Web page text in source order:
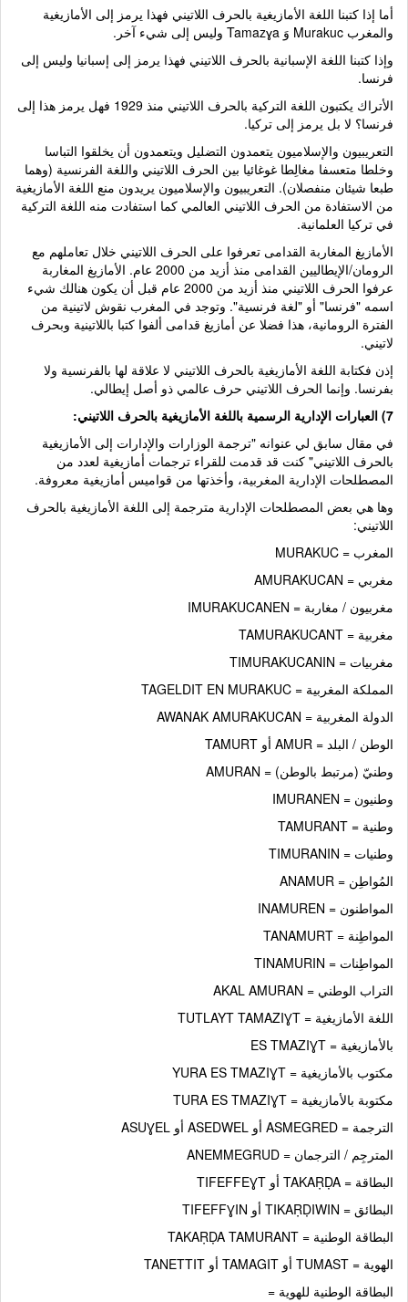
أما إذا كتبنا اللغة الأمازيغية بالحرف اللاتيني فهذا يرمز إلى الأمازيغية
والمغرب Murakuc وَ Tamazɣa وليس إلى شيء آخر.
وإذا كتبنا اللغة الإسبانية بالحرف اللاتيني فهذا يرمز إلى إسبانيا وليس إلى
فرنسا.
الأتراك يكتبون اللغة التركية بالحرف اللاتيني منذ 1929 فهل يرمز هذا إلى
فرنسا؟ لا بل يرمز إلى تركيا.
التعريبيون والإسلاميون يتعمدون التضليل ويتعمدون أن يخلقوا التباسا
وخلطا متعسفا مغالِطا غوغائيا بين الحرف اللاتيني واللغة الفرنسية (وهما
طبعا شيئان منفصلان). التعريبيون والإسلاميون يريدون منع اللغة الأمازيغية
من الاستفادة من الحرف اللاتيني العالمي كما استفادت منه اللغة التركية
في تركيا العلمانية.
الأمازيغ المغاربة القدامى تعرفوا على الحرف اللاتيني خلال تعاملهم مع
الرومان/الإيطاليين القدامى منذ أزيد من 2000 عام. الأمازيغ المغاربة
عرفوا الحرف اللاتيني منذ أزيد من 2000 عام قبل أن يكون هنالك شيء
اسمه "فرنسا" أو "لغة فرنسية". وتوجد في المغرب نقوش لاتينية من
الفترة الرومانية، هذا فضلا عن أمازيغ قدامى ألفوا كتبا باللاتينية وبحرف
لاتيني.
إذن فكتابة اللغة الأمازيغية بالحرف اللاتيني لا علاقة لها بالفرنسية ولا
بفرنسا. وإنما الحرف اللاتيني حرف عالمي ذو أصل إيطالي.
في مقال سابق لي عنوانه "ترجمة الوزارات والإدارات إلى الأمازيغية
بالحرف اللاتيني" كنت قد قدمت للقراء ترجمات أمازيغية لعدد من
المصطلحات الإدارية المغربية، وأخذتها من قواميس أمازيغية معروفة.
وها هي بعض المصطلحات الإدارية مترجمة إلى اللغة الأمازيغية بالحرف
اللاتيني:
المغرب = MURAKUC
مغربي = AMURAKUCAN
مغربيون / مغاربة = IMURAKUCANEN
مغربية = TAMURAKUCANT
مغربيات = TIMURAKUCANIN
المملكة المغربية = TAGELDIT EN MURAKUC
الدولة المغربية = AWANAK AMURAKUCAN
الوطن / البلد = AMUR أو TAMURT
وطنيّ (مرتبط بالوطن) = AMURAN
وطنيون = IMURANEN
وطنية = TAMURANT
وطنيات = TIMURANIN
المُواطِن = ANAMUR
المواطنون = INAMUREN
المواطِنة = TANAMURT
المواطِنات = TINAMURIN
التراب الوطني = AKAL AMURAN
اللغة الأمازيغية = TUTLAYT TAMAZIƔT
بالأمازيغية = ES TMAZIƔT
مكتوب بالأمازيغية = YURA ES TMAZIƔT
مكتوبة بالأمازيغية = TURA ES TMAZIƔT
الترجمة = ASMEGRED أو ASEDWEL أو ASUƔEL
المترجِم / الترجمان = ANEMMEGRUD
البطاقة = TAKAṚḌA أو TIFEFFEƔT
البطائق = TIKAṚḌIWIN أو TIFEFFƔIN
البطاقة الوطنية = TAKAṚḌA TAMURANT
الهوية = TUMAST أو TAMAGIT أو TANETTIT
البطاقة الوطنية للهوية =